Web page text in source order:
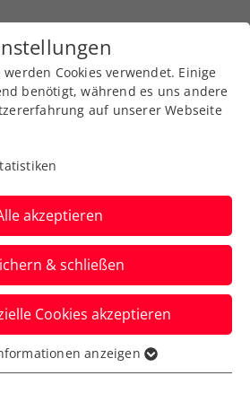
Kitzbühel:
rückt ins
nach
sagt fürs ATP-Event in
stehen zumindest drei
Main Draw.
/ Redaktion, 11.07.2025
Cookies verwendet. Einige
benötigt, während es uns andere
auf unserer Webseite
akzeptieren
& schließen
Cookies akzeptieren
für grundlegende
anzeigen